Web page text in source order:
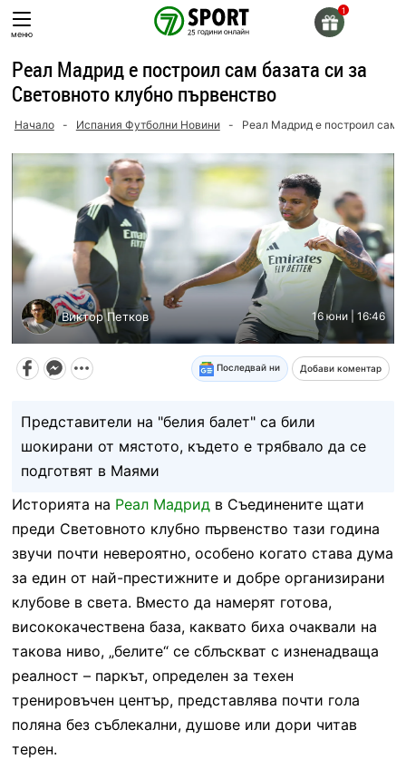
Skip
toменю
Реал Мадрид е построил сам базата си за
Световното клубно първенство
Начало - Испания Футболни Новини - Реал Мадрид е построил сам
Виктор Петков 16 юни | 16:46
Последвай ни Добави коментар
Представители на "белия балет" са били
шокирани от мястото, където е трябвало да се
подготвят в Маями
Историята на Реал Мадридв Съединените щати
преди Световното клубно първенство тази година
звучи почти невероятно, особено когато става дума
за един от най-престижните и добре организирани
клубове в света. Вместо да намерят готова,
висококачествена база, каквато биха очаквали на
такова ниво, „белите“ се сблъскват с изненадваща
реалност – паркът, определен за техен
тренировъчен център, представлява почти гола
поляна без съблекални, душове или дори читав
терен.